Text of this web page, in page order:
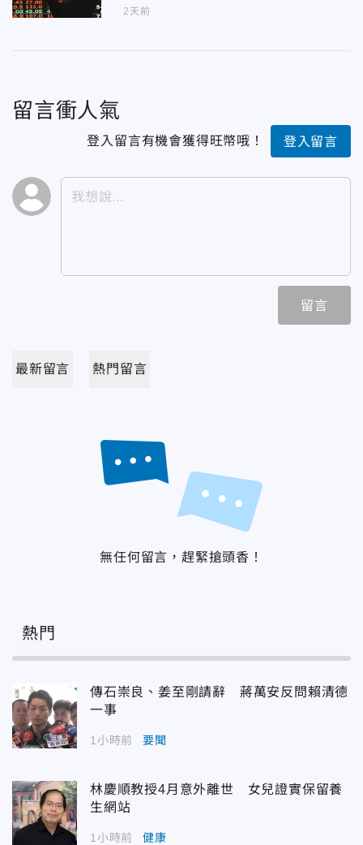
2天前
留言衝人氣
登入留言有機會獲得旺幣哦！ 登入留言
留言
最新留言 熱門留言
無任何留言，趕緊搶頭香！
熱門
傳石崇良、姜至剛請辭 蔣萬安反問賴清德
一事
1小時前 要聞
林慶順教授4月意外離世 女兒證實保留養
生網站
1小時前 健康